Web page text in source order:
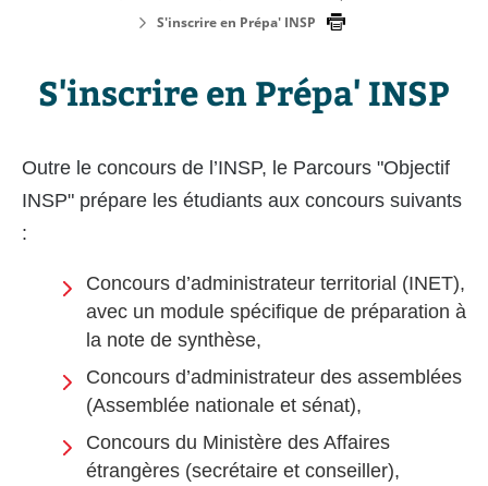
S'inscrire en Prépa' INSP
S'inscrire en Prépa' INSP
Outre le concours de l’INSP, le Parcours "Objectif
INSP" prépare les étudiants aux concours suivants
:
Concours d’administrateur territorial (INET),
avec un module spécifique de préparation à
la note de synthèse,
Concours d’administrateur des assemblées
(Assemblée nationale et sénat),
Concours du Ministère des Affaires
étrangères (secrétaire et conseiller),